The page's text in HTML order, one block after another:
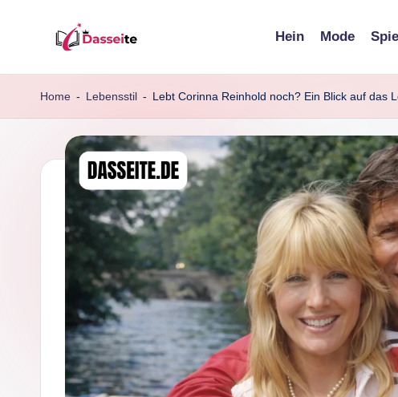
content
d
a
s
Hein Mode Spiel
Home - Lebensstil - Lebt Corinna Reinhold noch? Ein Blick auf das